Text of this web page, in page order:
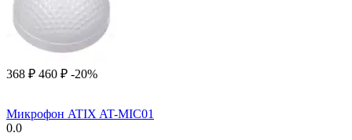
‍368‍ ₽ ‍460‍ ₽ -20%
Микрофон ATIX AT-MIC01
0.0